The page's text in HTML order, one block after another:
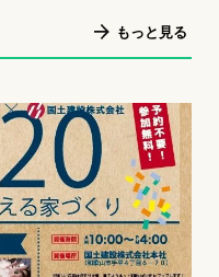
もっと見る